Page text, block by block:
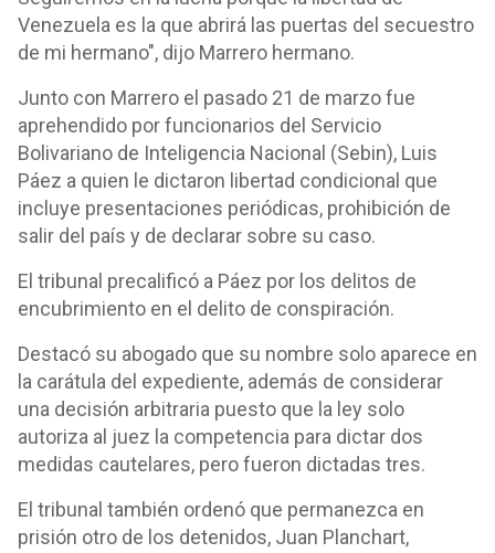
Venezuela es la que abrirá las puertas del secuestro
de mi hermano", dijo Marrero hermano.
Junto con Marrero el pasado 21 de marzo fue
aprehendido por funcionarios del Servicio
Bolivariano de Inteligencia Nacional (Sebin), Luis
Páez a quien le dictaron libertad condicional que
incluye presentaciones periódicas, prohibición de
salir del país y de declarar sobre su caso.
El tribunal precalificó a Páez por los delitos de
encubrimiento en el delito de conspiración.
Destacó su abogado que su nombre solo aparece en
la carátula del expediente, además de considerar
una decisión arbitraria puesto que la ley solo
autoriza al juez la competencia para dictar dos
medidas cautelares, pero fueron dictadas tres.
El tribunal también ordenó que permanezca en
prisión otro de los detenidos, Juan Planchart,